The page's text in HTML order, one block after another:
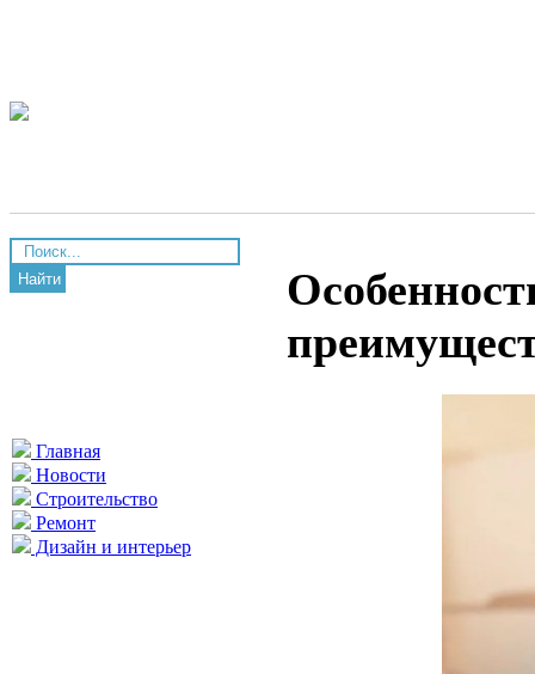
Найти
Главная
Новости
Строительство
Ремонт
Дизайн и интерьер